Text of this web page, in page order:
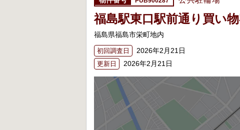
福島駅東口駅前通り買い
福島県福島市栄町地内
初回調査日 2026年2月21日
更新日 2026年2月21日